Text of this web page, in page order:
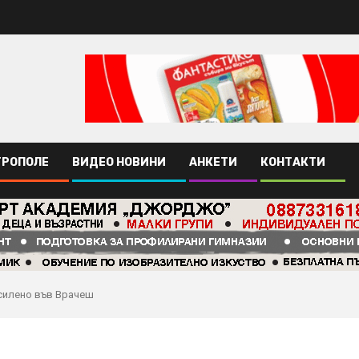
ВИДЕО НОВИНИ АНКЕТИ КОНТАКТИ
във Врачеш